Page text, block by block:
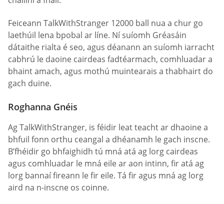
Feiceann TalkWithStranger 12000 ball nua a chur go
laethúil lena bpobal ar líne. Ní suíomh Gréasáin
dátaithe rialta é seo, agus déanann an suíomh iarracht
cabhrú le daoine cairdeas fadtéarmach, comhluadar a
bhaint amach, agus mothú muintearais a thabhairt do
gach duine.
Roghanna Gnéis
Ag TalkWithStranger, is féidir leat teacht ar dhaoine a
bhfuil fonn orthu ceangal a dhéanamh le gach inscne.
B’fhéidir go bhfaighidh tú mná atá ag lorg cairdeas
agus comhluadar le mná eile ar aon intinn, fir atá ag
lorg bannaí fireann le fir eile. Tá fir agus mná ag lorg
aird na n-inscne os coinne.